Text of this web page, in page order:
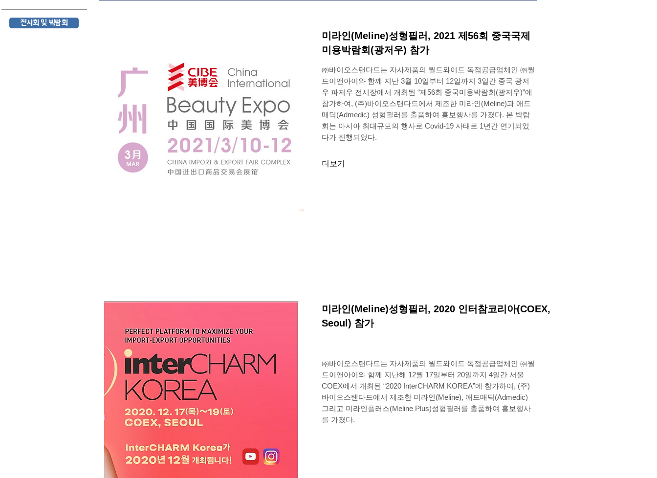
전시회 및 박람회
미라인(Meline)성형필러, 2021 제56회 중국국제
미용박람회(광저우) 참가
㈜바이오스탠다드는 자사제품의 월드와이드 독점공급업체인 ㈜월
드이앤아이와 함께 지난 3월 10일부터 12일까지 3일간 중국 광저
우 파저우 전시장에서 개최된 “제56회 중국미용박람회(광저우)”에
참가하여, (주)바이오스탠다드에서 제조한 미라인(Meline)과 애드
매딕(Admedic) 성형필러를 출품하여 홍보행사를 가졌다. 본 박람
회는 아시아 최대규모의 행사로 Covid-19 사태로 1년간 연기되었
다가 진행되었다.
더보기
미라인(Meline)성형필러, 2020 인터참코리아(COEX,
Seoul) 참가
㈜바이오스탠다드는 자사제품의 월드와이드 독점공급업체인 ㈜월
드이앤아이와 함께 지난해 12월 17일부터 20일까지 4일간 서울
COEX에서 개최된 “2020 InterCHARM KOREA”에 참가하여, (주)
바이오스탠다드에서 제조한 미라인(Meline), 애드매딕(Admedic)
그리고 미라인플러스(Meline Plus)성형필러를 출품하여 홍보행사
를 가졌다.